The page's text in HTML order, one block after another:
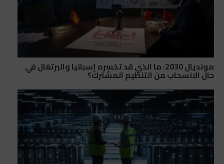
مونديال 2030: ما الذي قد تخسره إسبانيا والبرتغال في
حال الانسحاب من التنظيم المشترك؟